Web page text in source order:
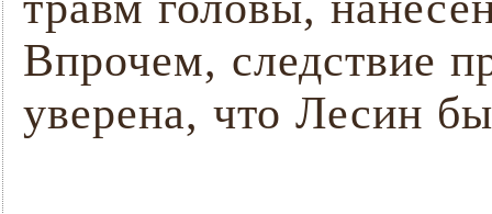
Впрочем, следствие
уверена, что Лесин